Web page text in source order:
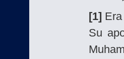
[1]
Su